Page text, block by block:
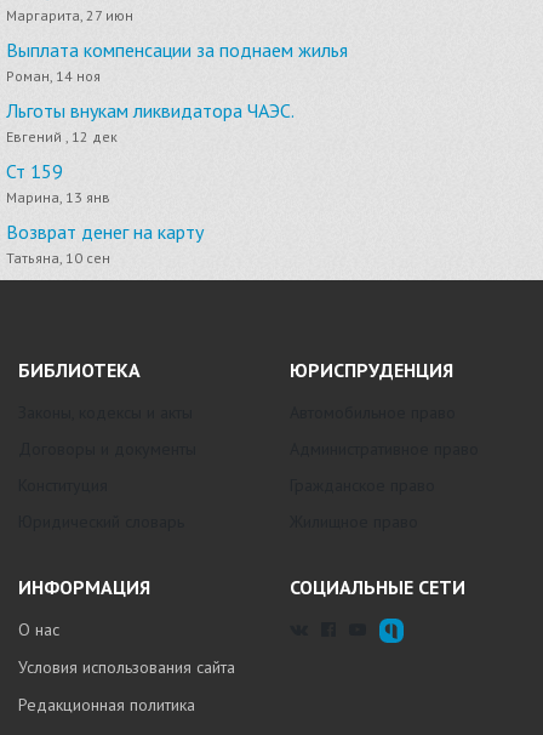
Маргарита, 27 июн
Выплата компенсации за поднаем жилья
Роман, 14 ноя
Льготы внукам ликвидатора ЧАЭС.
Евгений , 12 дек
Ст 159
Марина, 13 янв
Возврат денег на карту
Татьяна, 10 сен
БИБЛИОТЕКА ЮРИСПРУДЕНЦИЯ
ИНФОРМАЦИЯ
О нас
Условия использования сайта
Редакционная политика
СОЦИАЛЬНЫЕ СЕТИ